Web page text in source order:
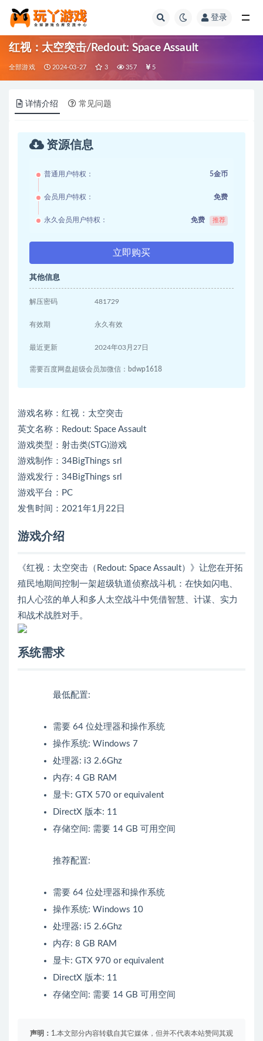
登录
红视：太空突击/Redout: Space Assault
全部游戏 2024-03-27 3 357 5
详情介绍 常见问题
资源信息
普通用户特权： 5金币
会员用户特权： 免费
永久会员用户特权： 免费 推荐
立即购买
其他信息
解压密码 481729
有效期 永久有效
最近更新 2024年03月27日
需要百度网盘超级会员加微信：bdwp1618
游戏名称：红视：太空突击
英文名称：Redout: Space Assault
游戏类型：射击类(STG)游戏
游戏制作：34BigThings srl
游戏发行：34BigThings srl
游戏平台：PC
发售时间：2021年1月22日
游戏介绍
《红视：太空突击（Redout: Space Assault）》让您在开拓
殖民地期间控制一架超级轨道侦察战斗机：在快如闪电、
扣人心弦的单人和多人太空战斗中凭借智慧、计谋、实力
和战术战胜对手。
系统需求
最低配置:
需要 64 位处理器和操作系统
操作系统: Windows 7
处理器: i3 2.6Ghz
内存: 4 GB RAM
显卡: GTX 570 or equivalent
DirectX 版本: 11
存储空间: 需要 14 GB 可用空间
推荐配置:
需要 64 位处理器和操作系统
操作系统: Windows 10
处理器: i5 2.6Ghz
内存: 8 GB RAM
显卡: GTX 970 or equivalent
DirectX 版本: 11
存储空间: 需要 14 GB 可用空间
声明： 1.本文部分内容转载自其它媒体，但并不代表本站赞同其观